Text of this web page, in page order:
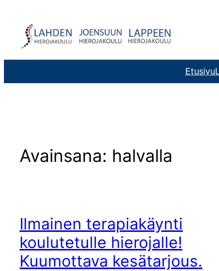
sisältöön
Etusivu
Avainsana: halvalla
Ilmainen terapiakäynti
koulutetulle hierojalle!
Kuumottava kesätarjous.